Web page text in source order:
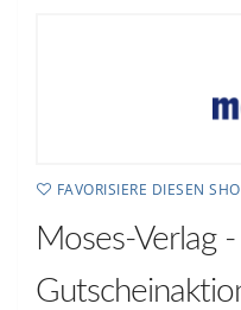
FAVORISIERE DIESEN
Moses-Verlag